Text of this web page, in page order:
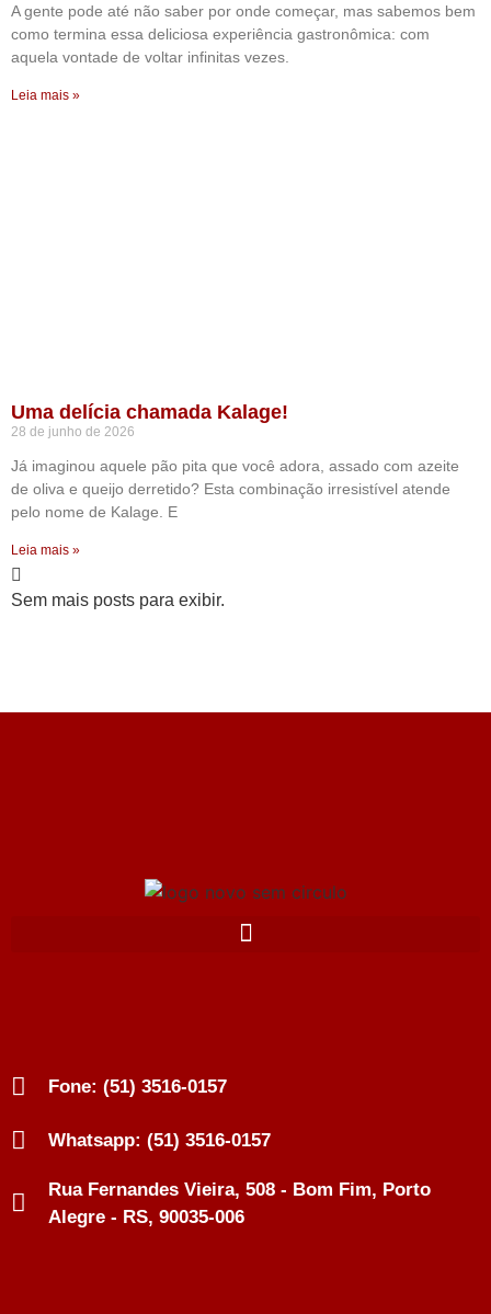
A gente pode até não saber por onde começar, mas sabemos bem
como termina essa deliciosa experiência gastronômica: com
aquela vontade de voltar infinitas vezes.
Leia mais »
Uma delícia chamada Kalage!
28 de junho de 2026
Já imaginou aquele pão pita que você adora, assado com azeite
de oliva e queijo derretido? Esta combinação irresistível atende
pelo nome de Kalage. E
Leia mais »
Sem mais posts para exibir.
Fone: (51) 3516-0157
Whatsapp: (51) 3516-0157
Rua Fernandes Vieira, 508 - Bom Fim, Porto
Alegre - RS, 90035-006